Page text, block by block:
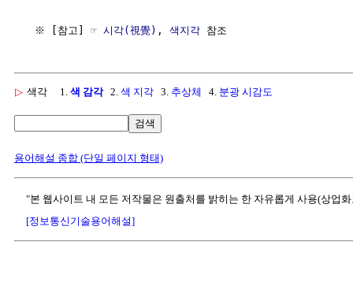
  ※ [참고] ☞
시각(視覺) , 색지각
▷ 색각 1. 색 감각2. 색 지각 3. 추상체 4. 분광 시감도
검색
용어해설 종합 (단일 페이지 형태)
"본 웹사이트 내 모든 저작물은 원출처를 밝히는 한 자유롭게 사용(상업
[정보통신기술용어해설]